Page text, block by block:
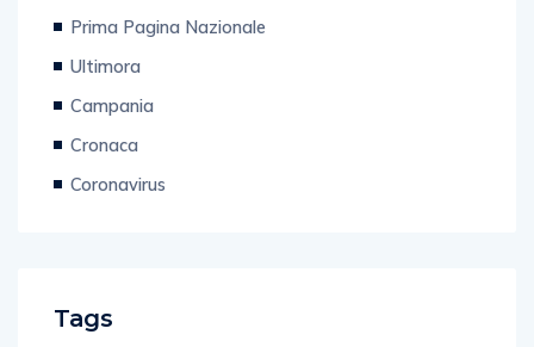
Prima Pagina Nazionale
Ultimora
Campania
Cronaca
Coronavirus
Tags